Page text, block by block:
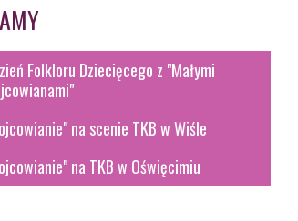
Folkloru Dziecięcego z "Małymi
na scenie TKB w Wiśle
na TKB w Oświęcimiu